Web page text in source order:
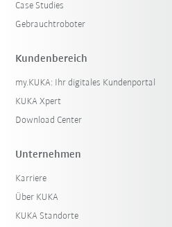
Case Studies
Gebrauchtroboter
Kundenbereich
my.KUKA: Ihr digitales Kundenportal
KUKA Xpert
Download Center
Unternehmen
Karriere
Über KUKA
KUKA Standorte